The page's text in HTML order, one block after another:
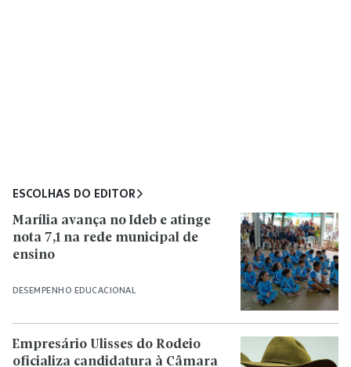
ESCOLHAS DO EDITOR
DESEMPENHO EDUCACIONAL
Marília avança no Ideb e atinge
nota 7,1 na rede municipal de
ensino
Empresário Ulisses do Rodeio
oficializa candidatura à Câmara